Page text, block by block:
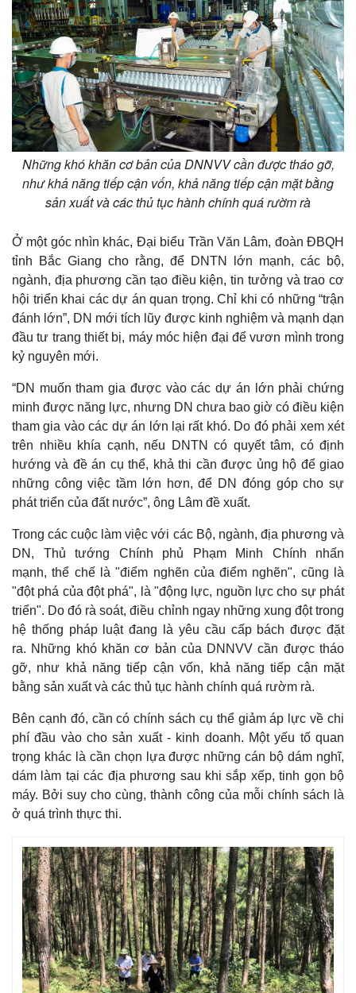
Thể thao
Bóng đá
Lịch thi đấu bóng đá
Thế giới thể thao
eSports
Hậu trường
Ô tô - Xe máy
Ô tô
Xe máy
Tư vấn
Những khó khăn cơ bản của DNNVV cần được tháo gỡ,
như khả năng tiếp cận vốn, khả năng tiếp cận mặt bằng
sản xuất và các thủ tục hành chính quá rườm rà
Ở một góc nhìn khác, Đại biểu Trần Văn Lâm, đoàn ĐBQH
tỉnh Bắc Giang cho rằng, để DNTN lớn mạnh, các bộ,
ngành, địa phương cần tạo điều kiện, tin tưởng và trao cơ
hội triển khai các dự án quan trọng. Chỉ khi có những “trận
đánh lớn”, DN mới tích lũy được kinh nghiệm và mạnh dạn
đầu tư trang thiết bị, máy móc hiện đại để vươn mình trong
kỷ nguyên mới.
“DN muốn tham gia được vào các dự án lớn phải chứng
minh được năng lực, nhưng DN chưa bao giờ có điều kiện
tham gia vào các dự án lớn lại rất khó. Do đó phải xem xét
trên nhiều khía cạnh, nếu DNTN có quyết tâm, có định
hướng và đề án cụ thể, khả thi cần được ủng hộ để giao
những công việc tầm lớn hơn, để DN đóng góp cho sự
phát triển của đất nước”, ông Lâm đề xuất.
Trong các cuộc làm việc với các Bộ, ngành, địa phương và
DN, Thủ tướng Chính phủ Phạm Minh Chính nhấn
mạnh, thể chế là "điểm nghẽn của điểm nghẽn", cũng là
"đột phá của đột phá", là "động lực, nguồn lực cho sự phát
triển". Do đó rà soát, điều chỉnh ngay những xung đột trong
hệ thống pháp luật đang là yêu cầu cấp bách được đặt
ra. Những khó khăn cơ bản của DNNVV cần được tháo
gỡ, như khả năng tiếp cận vốn, khả năng tiếp cận mặt
bằng sản xuất và các thủ tục hành chính quá rườm rà.
Bên cạnh đó, cần có chính sách cụ thể giảm áp lực về chi
phí đầu vào cho sản xuất - kinh doanh. Một yếu tố quan
trọng khác là cần chọn lựa được những cán bộ dám nghĩ,
dám làm tại các địa phương sau khi sắp xếp, tinh gọn bộ
máy. Bởi suy cho cùng, thành công của mỗi chính sách là
ở quá trình thực thi.